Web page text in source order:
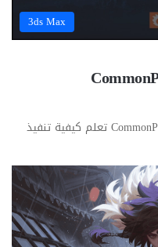
3ds Max
CommonPoint – 3D Exterior Lighting Masterclass تعلم كيفية تنفيذ